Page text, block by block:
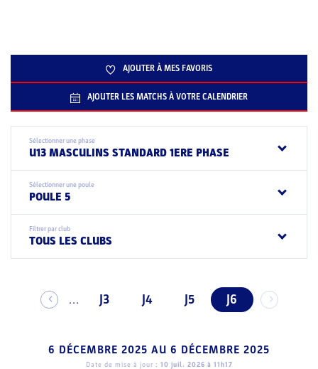
AJOUTER À MES FAVORIS
AJOUTER LES MATCHS À VOTRE CALENDRIER
Sélectionner une phase
U13 MASCULINS STANDARD 1ERE PHASE
Sélectionner une poule
POULE 5
Filtrer par club
TOUS LES CLUBS
... J3 J4 J5 J6
6 DÉCEMBRE 2025 AU 6 DÉCEMBRE 2025
Date de mise à jour : 10 juil. 2026 à 11h17